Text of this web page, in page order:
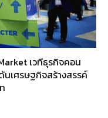
เวทีธุรกิจคอน
นเศรษฐกิจสร้างสรรค์